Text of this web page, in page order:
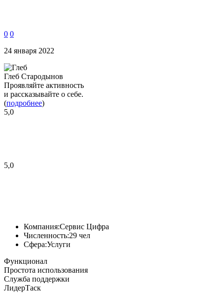
0 0
24 января 2022
Глеб Стародынов
Проявляйте активность
и рассказывайте о себе.
(подробнее)
5,0
5,0
Компания:Сервис Цифра
Численность:29 чел
Сфера:Услуги
Функционал
Простота использования
Служба поддержки
ЛидерТаск